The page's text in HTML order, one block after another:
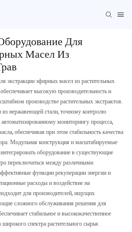
Для
Масел Из
экстракции эфирных масел из растительных
высокую производительность и
производстве растительных экстрактов.
из нержавеющей стали, точному контролю
мониторингу процесса,
обеспечивая при этом стабильность качества
Модульная конструкция и масштабируемые
оборудование в существующие
переключаться между различными
функции рекуперации энергии и
расходы и воздействие на
для производителей, ищущих
сложного обслуживания решения для
стабильное и высококачественное
спектра растительного сырья.